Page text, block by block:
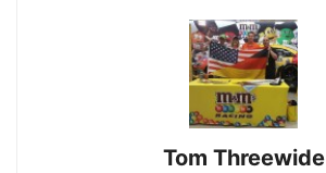
Tom Threewide